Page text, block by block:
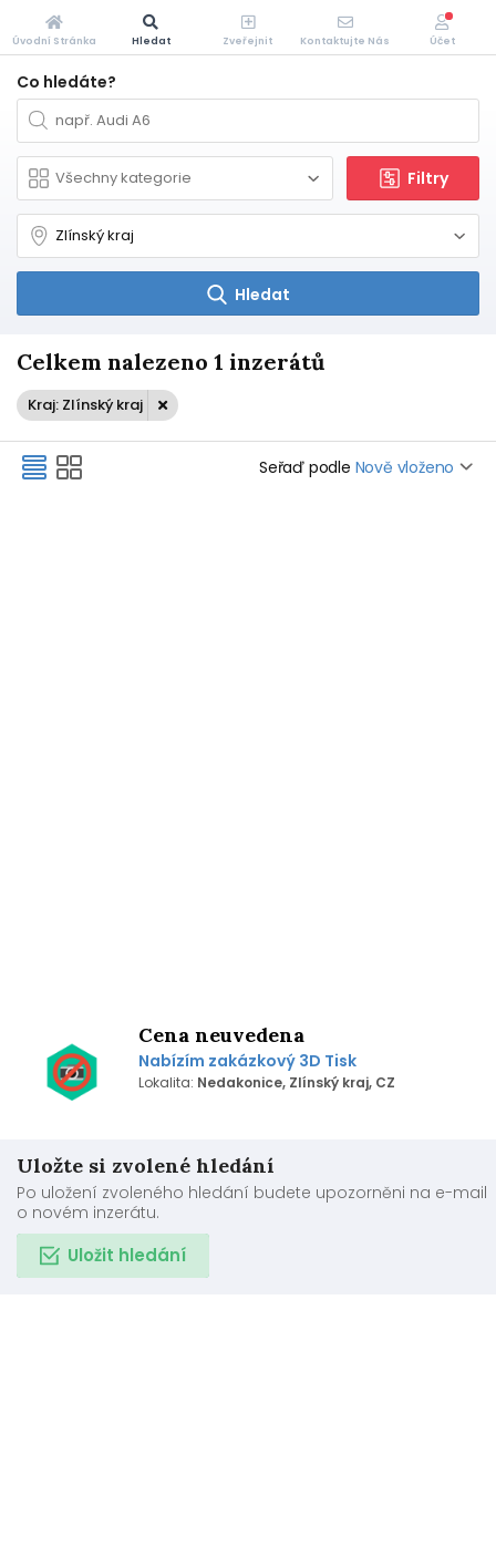
Co hledáte?
Filtry
Hledat
Celkem nalezeno 1 inzerátů
Kraj: Zlínský kraj
Seřaď podle Nově vloženo
Cena neuvedena
Nabízím zakázkový 3D Tisk
Lokalita: Nedakonice, Zlínský kraj, CZ
Uložte si zvolené hledání
Po uložení zvoleného hledání budete upozorněni na e-mail
o novém inzerátu.
Uložit hledání
Úvodní Stránka Hledat Zveřejnit Kontaktujte Nás Účet